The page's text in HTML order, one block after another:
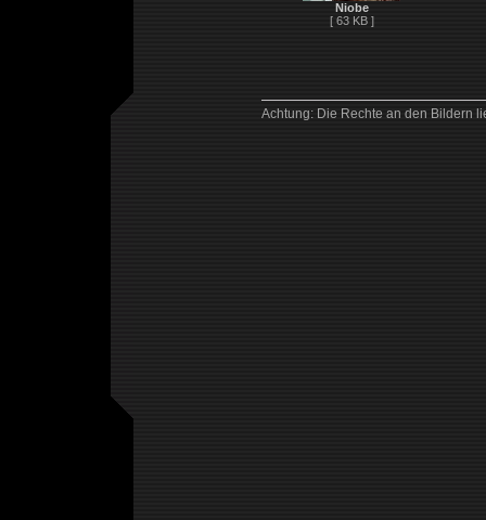
Niobe
[ 63 KB ]
Achtung: Die Rechte an den Bildern